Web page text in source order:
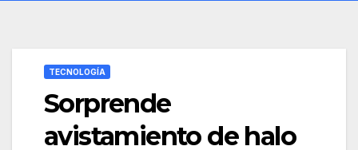
TECNOLOGÍA
Sorprende
avistamiento de halo